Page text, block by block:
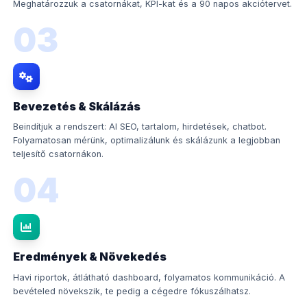
Meghatározzuk a csatornákat, KPI-kat és a 90 napos akciótervet.
03
Bevezetés & Skálázás
Beindítjuk a rendszert: AI SEO, tartalom, hirdetések, chatbot.
Folyamatosan mérünk, optimalizálunk és skálázunk a legjobban
teljesítő csatornákon.
04
Eredmények & Növekedés
Havi riportok, átlátható dashboard, folyamatos kommunikáció. A
bevételed növekszik, te pedig a cégedre fókuszálhatsz.